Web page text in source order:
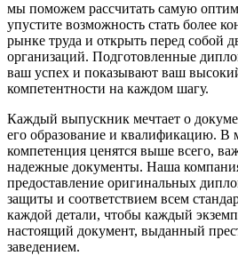
мы поможем рассчитать самую
упустите возможность стать более
рынке труда и открыть перед собой
организаций. Подготовленные
ваш успех и показывают ваш
компетентности на каждом шагу.
Каждый выпускник мечтает о
его образование и квалификацию. В
компетенция ценятся выше всего,
надежные документы. Наша
предоставление оригинальных
защиты и соответствием всем
каждой детали, чтобы каждый
настоящий документ, выданный
заведением.